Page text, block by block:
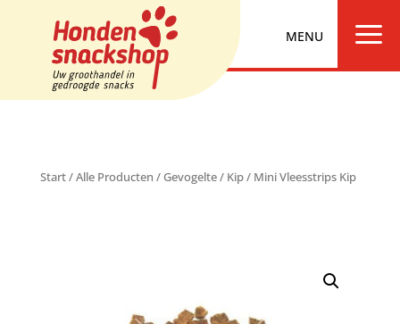
a
Start/Alle Producten /Gevogelte/ Kip/ Mini Vleesstrips Kip